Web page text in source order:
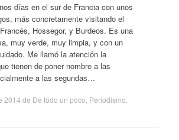
días en el sur de Francia con unos
más concretamente visitando el
Hossegor, y Burdeos. Es una
muy verde, muy limpia, y con un
Me llamó la atención la
tienen de poner nombre a las
a las segundas…
2014 de De todo un poco Periodismo